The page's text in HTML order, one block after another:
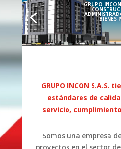
GRUPO
BIENES
GRUPO INCON S.A.S.
estándares de
servicio,
Somos una empresa
proyectos en el sector